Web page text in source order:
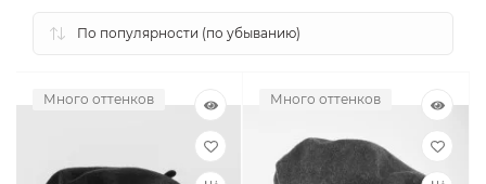
Много оттенков Много оттенков